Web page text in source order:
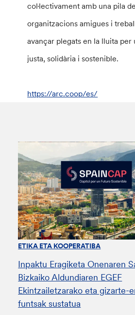
col·lectivament amb una pila
organitzacions amigues i
avançar plegats en la lluita per
justa, solidària i sostenible.
https://arc.coop/es/
ETIKA ETA KOOPERATIBA
Inpaktu Eragiketa Onenaren
Bizkaiko Aldundiaren EGEF
Ekintzailetzarako eta gizarte-
funtsak sustatua